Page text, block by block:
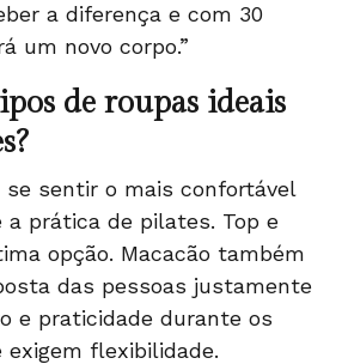
a diferença e com 30
um novo corpo.”
de roupas ideais
se sentir o mais confortável
a prática de pilates. Top e
opção. Macacão também
das pessoas justamente
e praticidade durante os
exigem flexibilidade.